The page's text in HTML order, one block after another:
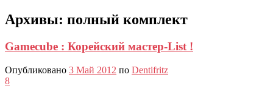
Архивы: полный комплект
Gamecube : Корейский мастер-List !
Опубликовано 3 Май 2012 по Dentifritz
8